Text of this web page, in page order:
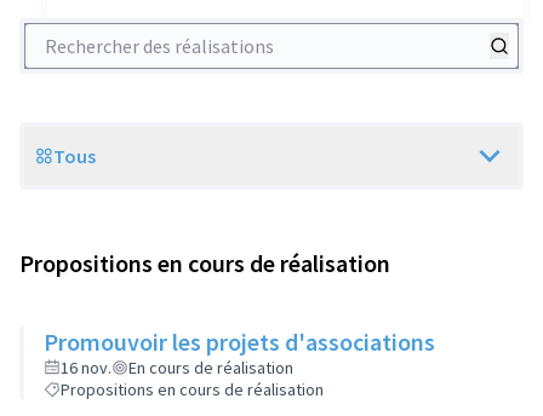
Rechercher des réalisations
Scope
Tous
Propositions en cours de réalisation
Promouvoir les projets d'associations
16 nov.
En cours de réalisation
Propositions en cours de réalisation